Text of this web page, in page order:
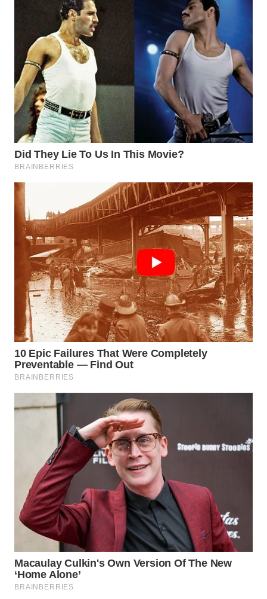
WAHANANEWS
ID
WAHANANEWS
CO ID
WAHANANEWS
NET
WAHANA
SPORT
WAHANA
WAHANA
SELEB
WAHANA
PERSONA
WAHANA
OTOMOTIF
WAHANA
HEALTH
WAHANA
LAPAK
WAHANA
Wahana
Network
KONSUMEN
LISTRIK
MASYARAKAT